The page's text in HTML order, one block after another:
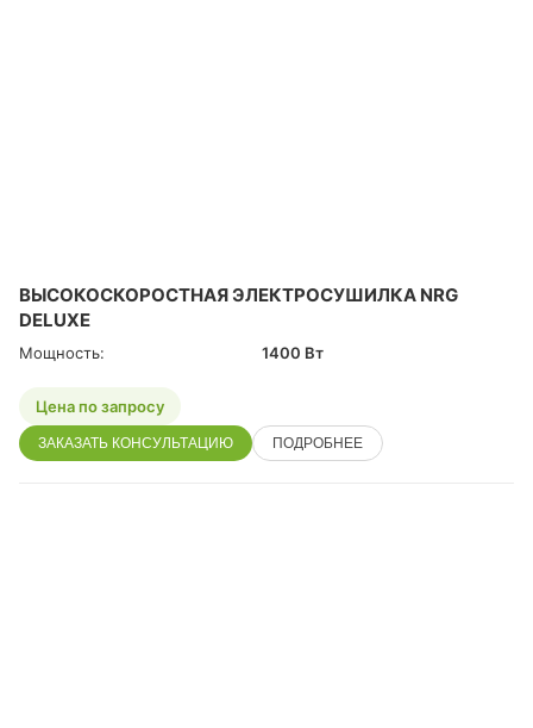
ВЫСОКОСКОРОСТНАЯ ЭЛЕКТРОСУШИЛКА NRG
DELUXE
Мощность: 1400 Вт
Цена по запросу
ЗАКАЗАТЬ КОНСУЛЬТАЦИЮ ПОДРОБНЕЕ